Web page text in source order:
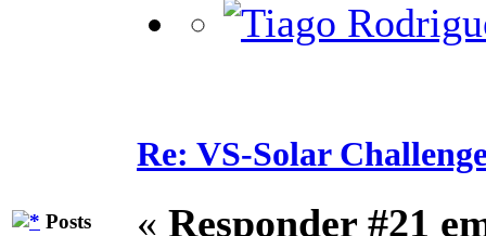
Posts
Re: VS-Solar
« Responder #21